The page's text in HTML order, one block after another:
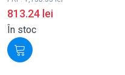
813.24 lei
În stoc